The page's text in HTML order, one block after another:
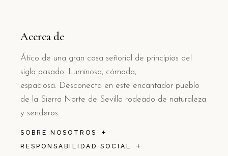
Acerca de
Ático de una gran casa señorial de principios del
siglo pasado. Luminosa, cómoda,
espaciosa. Desconecta en este encantador pueblo
de la Sierra Norte de Sevilla rodeado de naturaleza
y senderos.
SOBRE NOSOTROS
RESPONSABILIDAD SOCIAL